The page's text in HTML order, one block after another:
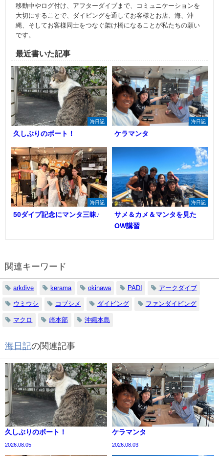
移動中やログ付け、アフターダイブまで、コミュニケーションを
大切にすることで、ダイビングを通してお客様とお店、海、沖
縄、そしてお客様同士をつなぐ架け橋になることが私たちの願い
です。
最近書いた記事
海日記
久しぶりのボート！
海日記
ケラマンタ
海日記
50ダイブ記念にマンタ三昧♪
海日記
サメ＆カメ＆マンタを見た
OW講習
関連キーワード
arkdive kerama okinawa PADI アークダイブ
ウミウシ コブシメ ダイビング ファンダイビング
マクロ 崎本部 沖縄本島
海日記の関連記事
久しぶりのボート！
2026.08.05
ケラマンタ
2026.08.03